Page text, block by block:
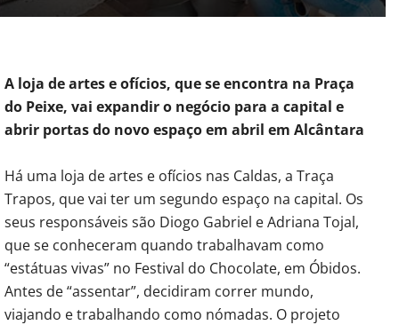
A loja de artes e ofícios, que se encontra na Praça
do Peixe, vai expandir o negócio para a capital e
abrir portas do novo espaço em abril em Alcântara
Há uma loja de artes e ofícios nas Caldas, a Traça
Trapos, que vai ter um segundo espaço na capital. Os
seus responsáveis são Diogo Gabriel e Adriana Tojal,
que se conheceram quando trabalhavam como
“estátuas vivas” no Festival do Chocolate, em Óbidos.
Antes de “assentar”, decidiram correr mundo,
viajando e trabalhando como nómadas. O projeto